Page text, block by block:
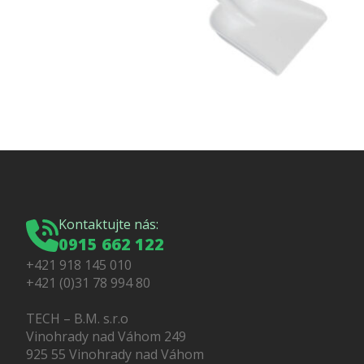
Kontaktujte nás:
0915 662 122
+421 918 145 010
+421 (0)31 78 994 80
TECH – B.M. s.r.o
Vinohrady nad Váhom 249
925 55 Vinohrady nad Váhom